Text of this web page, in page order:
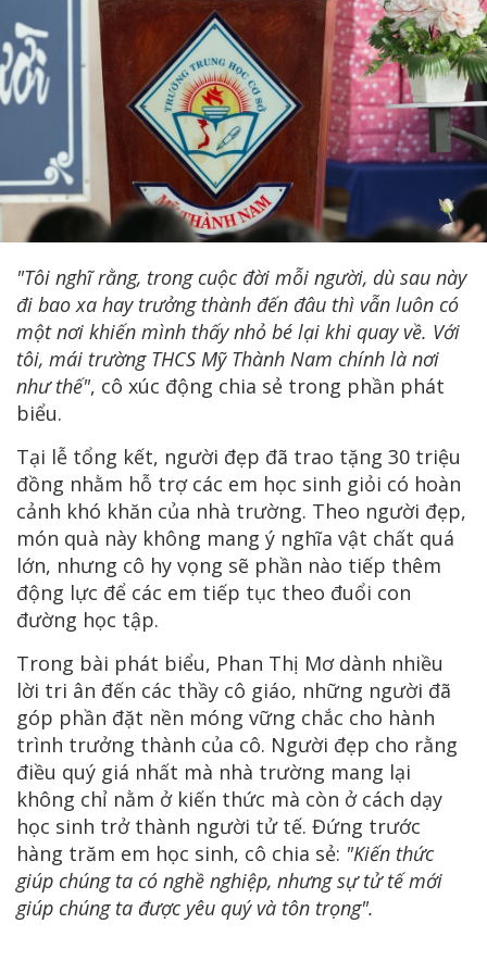
"Tôi nghĩ rằng, trong cuộc đời mỗi người, dù sau này
đi bao xa hay trưởng thành đến đâu thì vẫn luôn có
một nơi khiến mình thấy nhỏ bé lại khi quay về. Với
tôi, mái trường THCS Mỹ Thành Nam chính là nơi
như thế", cô xúc động chia sẻ trong phần phát
biểu.
Tại lễ tổng kết, người đẹp đã trao tặng 30 triệu
đồng nhằm hỗ trợ các em học sinh giỏi có hoàn
cảnh khó khăn của nhà trường. Theo người đẹp,
món quà này không mang ý nghĩa vật chất quá
lớn, nhưng cô hy vọng sẽ phần nào tiếp thêm
động lực để các em tiếp tục theo đuổi con
đường học tập.
Trong bài phát biểu, Phan Thị Mơ dành nhiều
lời tri ân đến các thầy cô giáo, những người đã
góp phần đặt nền móng vững chắc cho hành
trình trưởng thành của cô. Người đẹp cho rằng
điều quý giá nhất mà nhà trường mang lại
không chỉ nằm ở kiến thức mà còn ở cách dạy
học sinh trở thành người tử tế. Đứng trước
hàng trăm em học sinh, cô chia sẻ: "Kiến thức
giúp chúng ta có nghề nghiệp, nhưng sự tử tế mới
giúp chúng ta được yêu quý và tôn trọng".